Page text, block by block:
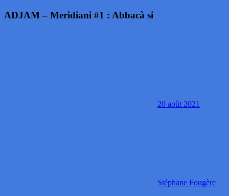
ADJAM – Meridiani #1 : Abbacà si
20 août 2021
Stéphane Fougère